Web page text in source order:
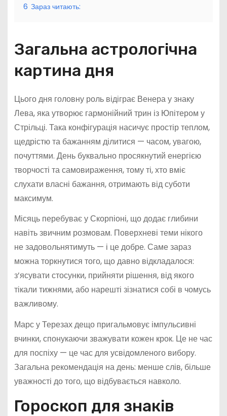
6 Зараз читають:
Загальна астрологічна
картина дня
Цього дня головну роль відіграє Венера у знаку
Лева, яка утворює гармонійний трин із Юпітером у
Стрільці. Така конфігурація насичує простір теплом,
щедрістю та бажанням ділитися — часом, увагою,
почуттями. День буквально просякнутий енергією
творчості та самовираження, тому ті, хто вміє
слухати власні бажання, отримають від суботи
максимум.
Місяць перебуває у Скорпіоні, що додає глибини
навіть звичним розмовам. Поверхневі теми нікого
не задовольнятимуть — і це добре. Саме зараз
можна торкнутися того, що давно відкладалося:
з’ясувати стосунки, прийняти рішення, від якого
тікали тижнями, або нарешті зізнатися собі в чомусь
важливому.
Марс у Терезах дещо пригальмовує імпульсивні
вчинки, спонукаючи зважувати кожен крок. Це не час
для поспіху — це час для усвідомленого вибору.
Загальна рекомендація на день: менше слів, більше
уважності до того, що відбувається навколо.
Гороскоп для знаків